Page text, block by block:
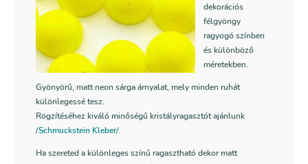
dekorációs
félgyöngy
ragyogó színben
és különböző
méretekben.
Gyönyörű, matt neon sárga árnyalat, mely minden ruhát
különlegessé tesz.
Rögzítéséhez kiváló minőségű kristályragasztót ajánlunk
/Schmuckstein Kleber/.
Ha szereted a különleges színű ragasztható dekor matt